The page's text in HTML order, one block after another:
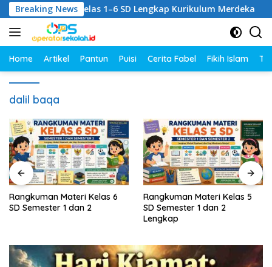
Langsung
ke
konten
Breaking News
RPM Kelas 1–6 SD Lengkap Kurikulum Merdeka
Home Artikel Pantun Puisi Cerita Fabel Fikih Islam
dalil baqa
Rangkuman Materi Kelas 6
SD Semester 1 dan 2
Rangkuman Materi Kelas 5
SD Semester 1 dan 2
Lengkap